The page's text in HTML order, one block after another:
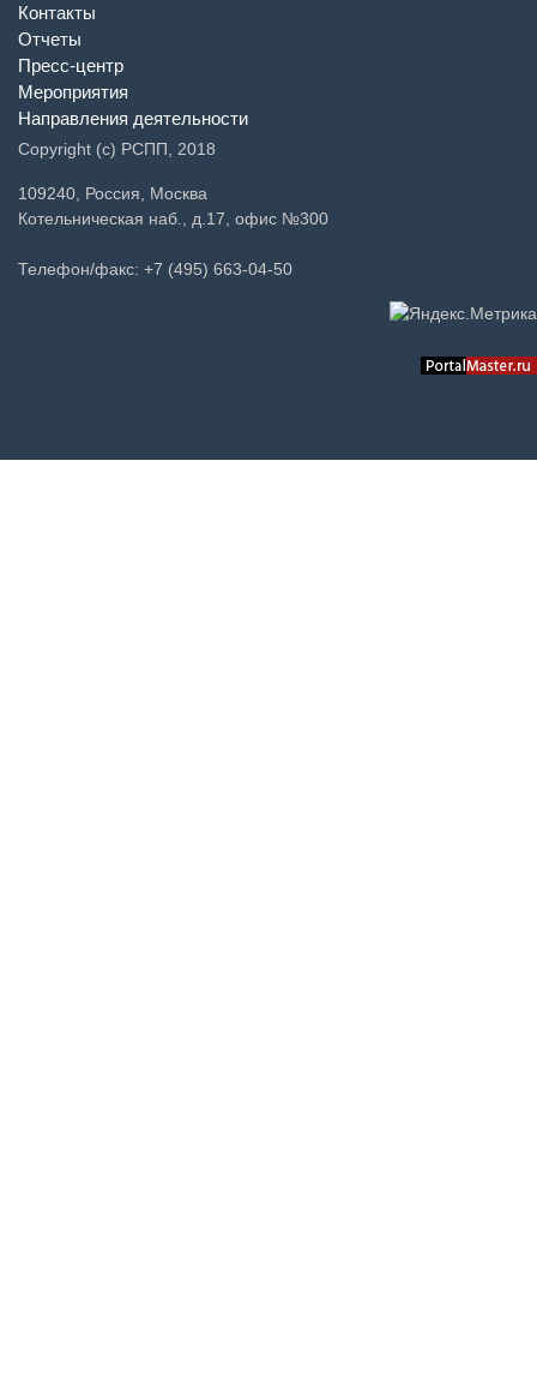
Контакты
Отчеты
Пресс-центр
Мероприятия
Направления деятельности
Copyright (c) РСПП, 2018
109240, Россия, Москва
Котельническая наб., д.17, офис №300
Телефон/факс: +7 (495) 663-04-50